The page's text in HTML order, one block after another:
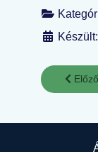
Előző
Előző